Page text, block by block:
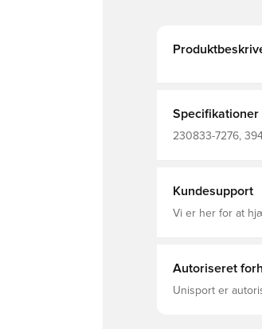
Specifikationer
230833-7276,
Kundesupport
Vi er her for at
Autoriseret
Unisport er